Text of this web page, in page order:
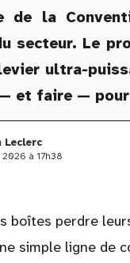
de la
secteur. Le
ultra-
et faire — pour
Leclerc
2026 à 17h38
boîtes perdre
simple ligne de